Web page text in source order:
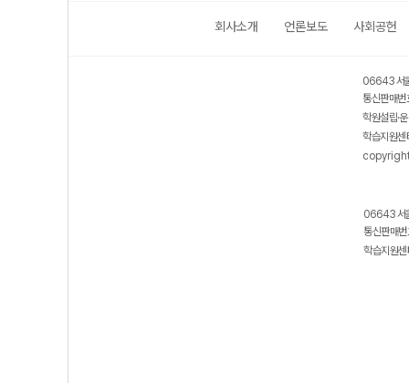
회사소개 언론보도 사회공헌
06643 서
통신판매
학원설립·
학습지원
06643 서
통신판매
학습지원